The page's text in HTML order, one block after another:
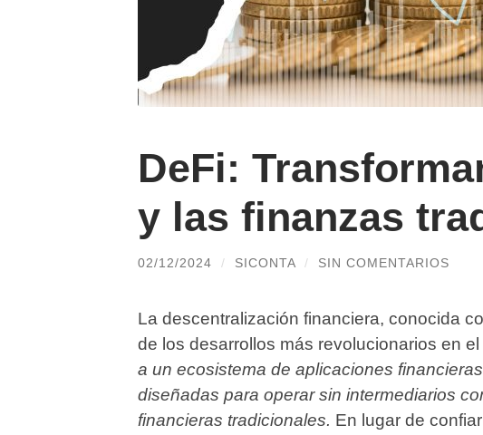
DeFi:
y las finanzas
02/12/2024 / SICONTA / SIN COMENTARIOS
La descentralización financiera, conocida
de los desarrollos más revolucionarios en
a un ecosistema de aplicaciones
diseñadas para operar sin intermediarios
financieras tradicionales. En lugar de